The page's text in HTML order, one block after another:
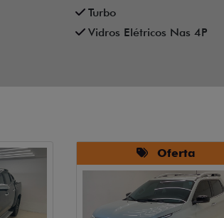
Turbo
Vidros Elétricos Nas 4P
Oferta